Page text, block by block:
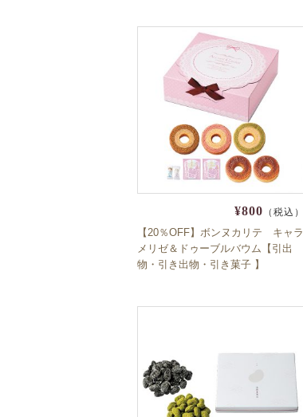
¥800 （税込）
【20％OFF】ボンヌカリテ キャラ
メリゼ＆ドゥーブルバウム【引出
物・引き出物・引き菓子 】